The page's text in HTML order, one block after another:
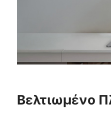
Βελτιωμένο